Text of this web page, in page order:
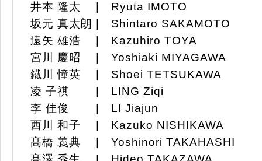
井本 隆太 | Ryuta IMOTO
坂元 真太朗 | Shintaro SAKAMOTO
遠矢 雄浩 | Kazuhiro TOYA
宮川 慶昭 | Yoshiaki MIYAGAWA
鐡川 憧英 | Shoei TETSUKAWA
凌 子祺 | LING Ziqi
李 佳俊 | LI Jiajun
西川 和子 | Kazuko NISHIKAWA
髙橋 義典 | Yoshinori TAKAHASHI